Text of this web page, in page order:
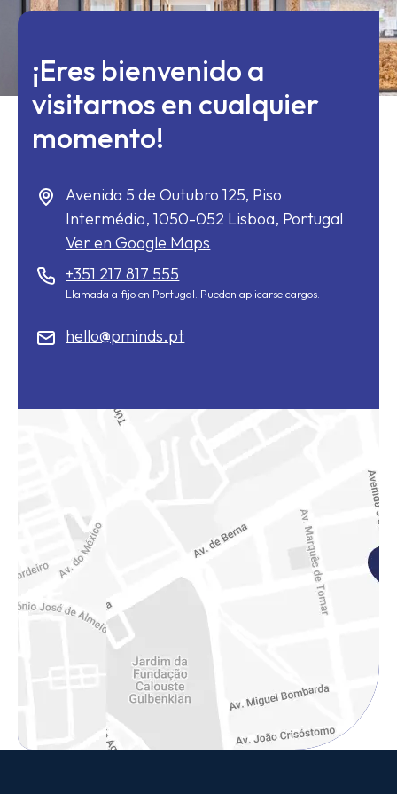
¡Eres bienvenido a
visitarnos en cualquier
momento!
Avenida 5 de Outubro 125, Piso
Intermédio,1050-052 Lisboa, Portugal
Ver en Google Maps
+351 217 817 555
Llamada a fijo en Portugal. Pueden aplicarse cargos.
hello@pminds.pt